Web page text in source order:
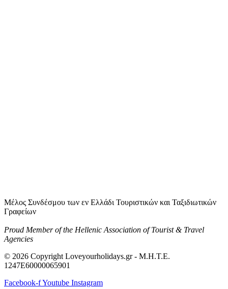
Μέλος Συνδέσμου των εν Ελλάδι Τουριστικών και Ταξιδιωτικών
Γραφείων
Proud Member of the Hellenic Association of Tourist & Travel
Agencies
© 2026 Copyright Loveyourholidays.gr - M.H.T.E.
1247Ε60000065901
Facebook-fYoutube Instagram